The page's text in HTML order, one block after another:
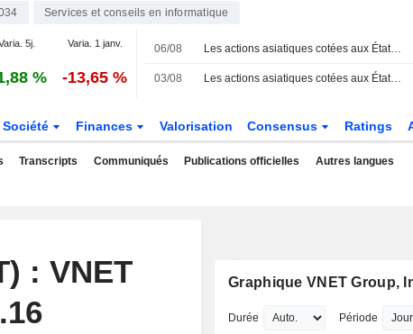
Services et conseils en informatique
5j. Varia. 1 janv.
% -13,65 %
06/08 Les actions asiatiques cotées aux États-Unis sous forme d'ADR progressent lors de la séance de jeudi
03/08 Les actions asiatiques cotées aux États-Unis sous forme d'ADR progressent légèrement lors de la séance de lundi
Société Finances Valorisation Consensus Ratings
Transcripts Communiqués Publications officielles Autres langues
: VNET
Graphique VNET Group,
Durée Période